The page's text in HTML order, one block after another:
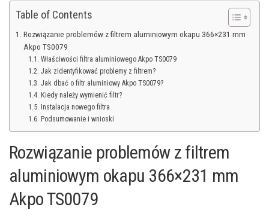
Table of Contents
Rozwiązanie problemów z filtrem aluminiowym okapu 366×231 mm
Akpo TS0079
Właściwości filtra aluminiowego Akpo TS0079
Jak zidentyfikować problemy z filtrem?
Jak dbać o filtr aluminiowy Akpo TS0079?
Kiedy należy wymienić filtr?
Instalacja nowego filtra
Podsumowanie i wnioski
Rozwiązanie problemów z filtrem
aluminiowym okapu 366×231 mm
Akpo TS0079